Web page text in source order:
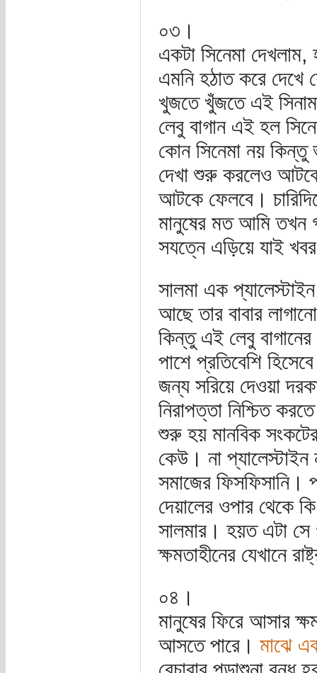
০৩।
একটা সিনেমা
এমনি হঠাত করে দেখে
খুজতে খুঁজতে এই
লেবু বাগান এই হল
কোন সিনেমা নয় কিন্তু
দেখা শুরু করলেও
আটকে ফেলবে।
মানুষের মত আমি তখন
সযত্নে এড়িয়ে যাই
সালমা এক
আছে তার বাবার
কিন্তু এই লেবু
পাশে প্রতিবেশি
জন্য সরিয়ে দেওয়া
নিরাপত্তা নিশ্চিত
শুরু হয় মানবিক
কেউ। না প্যালেস্টাইন
সমাজের ফিসফিসানি।
দেয়ালের ওপার থেকে
সালমার। হয়ত এটা সে
ক্ষমতাহীনের যেখানে
০৪।
মানুষের ফিরে আসার
আসতে পারে। মাঝে